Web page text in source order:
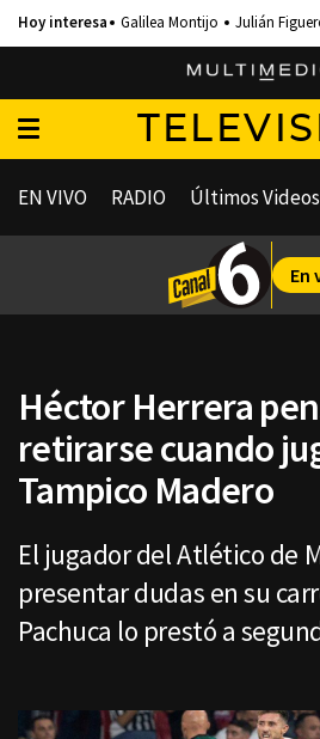
Galilea Montijo Julián
EN VIVO RADIO Últimos Videos
En
Héctor Herrera
retirarse cuando
Tampico Madero
El jugador del Atlético de
presentar dudas en su
Pachuca lo prestó a